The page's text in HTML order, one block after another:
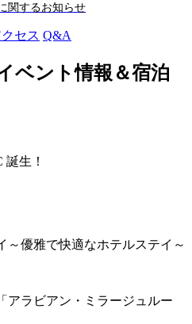
関するお知らせ
セス Q&A
ベント情報＆宿泊
誕生！
～優雅で快適なホテルステイ～
アラビアン・ミラージュルー